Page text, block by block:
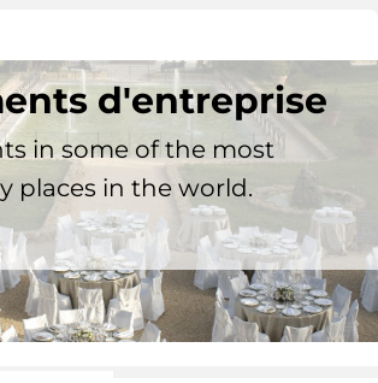
d'entreprise
in some of the most
places in the world.